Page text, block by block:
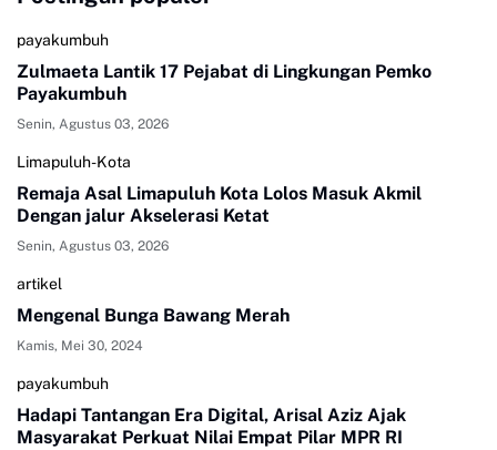
payakumbuh
Zulmaeta Lantik 17 Pejabat di Lingkungan Pemko
Payakumbuh
Senin, Agustus 03, 2026
Limapuluh-Kota
Remaja Asal Limapuluh Kota Lolos Masuk Akmil
Dengan jalur Akselerasi Ketat
Senin, Agustus 03, 2026
artikel
Mengenal Bunga Bawang Merah
Kamis, Mei 30, 2024
payakumbuh
Hadapi Tantangan Era Digital, Arisal Aziz Ajak
Masyarakat Perkuat Nilai Empat Pilar MPR RI